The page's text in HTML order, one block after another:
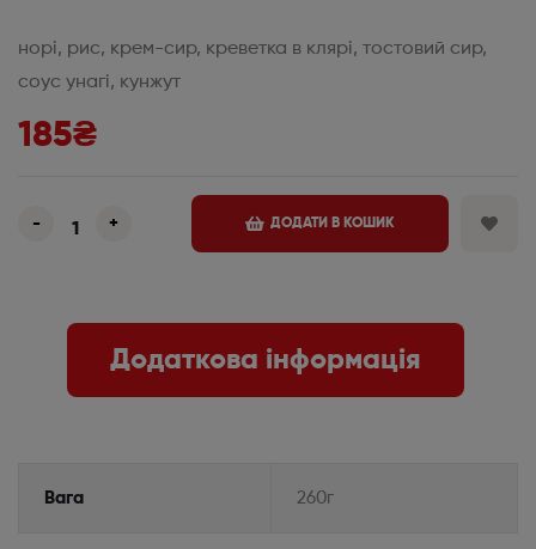
норі, рис, крем-сир, креветка в клярі, тостовий сир,
соус унагі, кунжут
185₴
- + ДОДАТИ В КОШИК
Додаткова інформація
Вага 260г